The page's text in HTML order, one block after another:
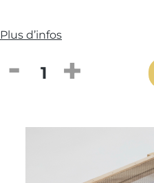
Plus d’infos
Quantité de